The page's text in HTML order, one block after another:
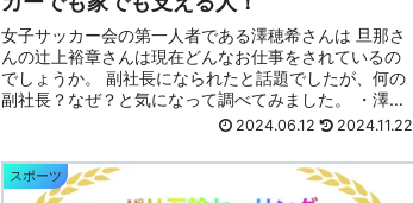
女子サッカー会の第一人者である澤穂希さんは 旦那さ
んの辻上裕章さんは現在どんなお仕事をされているの
でしょうか。 副社長になられたと話題でしたが、何の
副社長？なぜ？と気になって調べてみました。 ・澤穂
希 旦那さん仕事は現在 何？ ・家族の反応...
2024.06.12 2024.11.22
スポーツ